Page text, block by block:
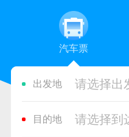
汽车票
出发地 请选择出
目的地 请选择到